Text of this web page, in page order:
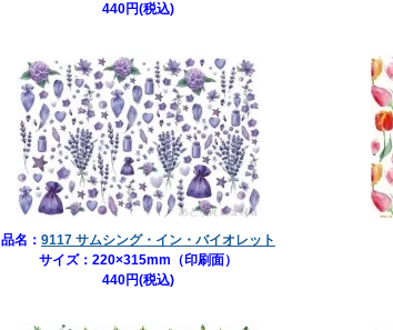
440円(税込)
品名： 9117 サムシング・イン・バイオレット
サイズ：220×315mm（印刷面）
440円(税込)